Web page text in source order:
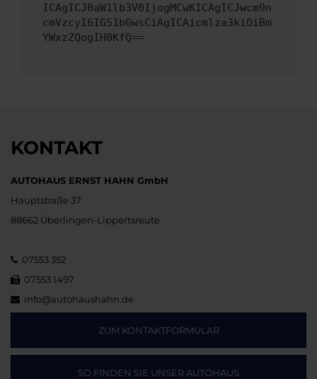
ICAgICJ0aW1lb3V0IjogMCwKICAgICJwcm9n
cmVzcyI6IG51bGwsCiAgICAicmlza3kiOiBm
YWxzZQogIH0KfQ==
KONTAKT
AUTOHAUS ERNST HAHN GmbH
Hauptstraße 37
88662 Überlingen-Lippertsreute
07553 352
07553 1497
info@autohaushahn.de
ZUM KONTAKTFORMULAR
SO FINDEN SIE UNSER AUTOHAUS